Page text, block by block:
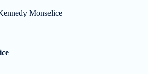
Monselice